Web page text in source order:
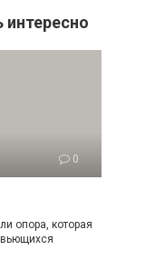
0
опора, которая
вьющихся